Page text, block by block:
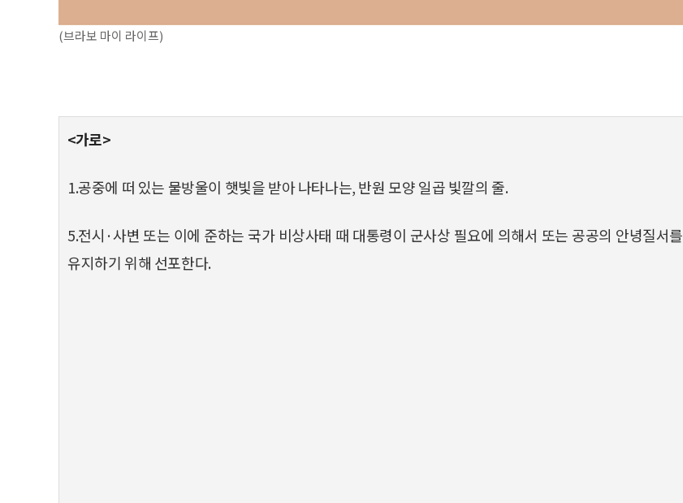
(브라보 마이 라이프)
<가로>
1.공중에 떠 있는 물방울이 햇빛을 받아 나타나는, 반원 모양 일곱 빛깔의 줄.
5.전시·사변 또는 이에 준하는 국가 비상사태 때 대통령이 군사상 필요에 의해서 또는 공공의 안녕질서를
유지하기 위해 선포한다.